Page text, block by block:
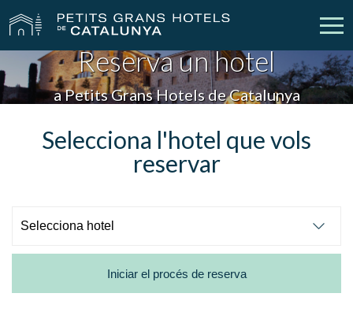
Els Nostres Hotels Escapades
Casaments
Descobreix Catalunya
Reserva un hotel
a Petits Grans Hotels de Catalunya
Selecciona l'hotel que vols
reservar
Iniciar el procés de reserva